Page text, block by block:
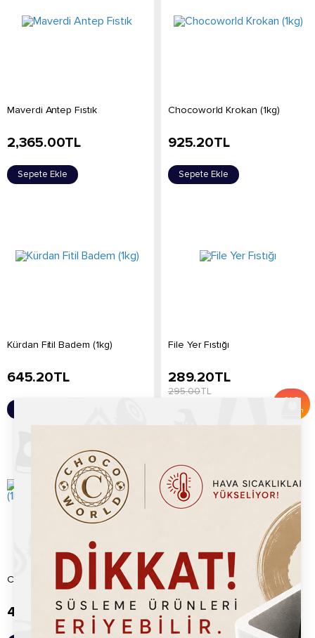
Maverdi Antep Fıstık
2,365.00TL
Sepete Ekle
Chocoworld Krokan (1kg)
925.20TL
Sepete Ekle
Kürdan Fitil Badem (1kg)
645.20TL
File Yer Fıstığı
%2
İndirim
289.20TL
295.00TL
Chocoworld Pirinç Ceviz (1kg)
495.20 TL
Pirinç Fındık (1kg)
975.20TL